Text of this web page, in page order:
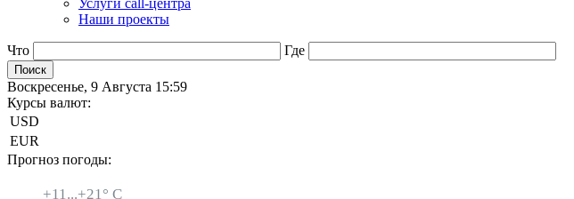
Услуги call-центра
Наши проекты
Что Где
Воскресенье, 9 Августа 15:59
Курсы валют:
USD
EUR
Прогноз погоды:
+11...+21° C